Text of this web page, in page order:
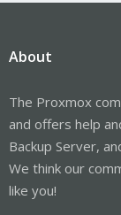
About
The Proxmox
and offers help
Backup Server,
We think our
like you!